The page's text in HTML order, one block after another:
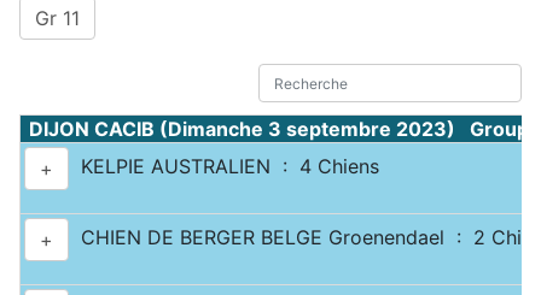
Gr 11
DIJON CACIB (Dimanche 3 septembre 2023)
+
KELPIE AUSTRALIEN : 4 Chiens
+ CHIEN DE BERGER BELGE Groenendael : 2